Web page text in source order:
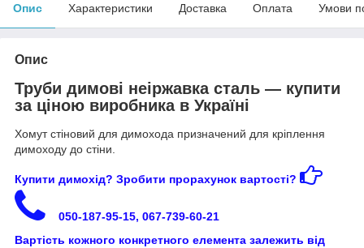
Опис Характеристики Доставка Оплата Умови
Опис
Труби димові неіржавка сталь — купити
за ціною виробника в Україні
Хомут стіновий для димохода призначений для кріплення
димоходу до стіни.
Купити димохід? Зробити прорахунок вартості?
050-187-95-15, 067-739-60-21
Вартість кожного конкретного елемента залежить від